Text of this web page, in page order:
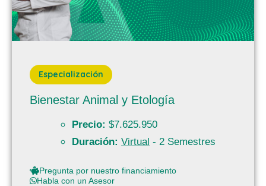
Especialización
Bienestar Animal y Etología
Precio: $7.625.950
Duración: Virtual - 2 Semestres
Pregunta por nuestro financiamiento
Habla con un Asesor